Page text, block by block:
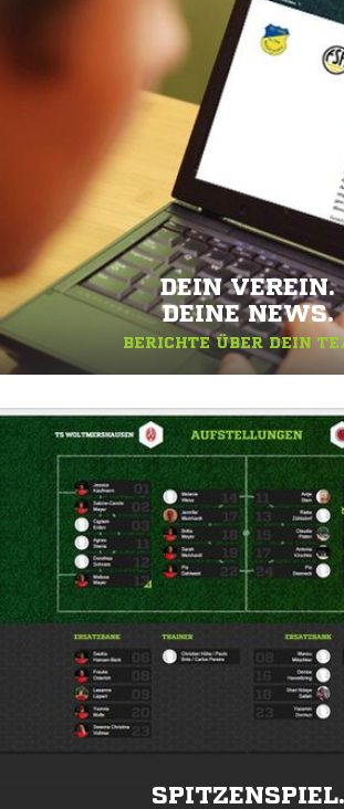
DEIN VEREIN.
DEINE NEWS.
BERICHTE ÜBER DEIN
SPITZENSPIEL.